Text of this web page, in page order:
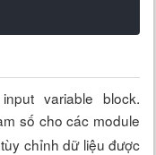
variable block.
số cho các module
chỉnh dữ liệu được